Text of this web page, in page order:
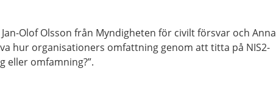
Olof Olsson från Myndigheten för civilt försvar och Anna
hur organisationers omfattning genom att titta på NIS2-
eller omfamning?”.